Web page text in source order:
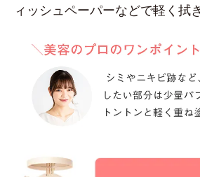
ィッシュペーパーなどで軽く拭